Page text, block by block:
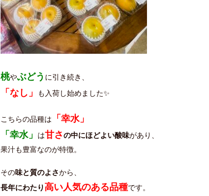
桃やぶどう に引き続き、
「なし」 も入荷し始めました✨
こちらの品種は
「幸水」
「幸水」
は甘さの中にほどよい酸味があり、
果汁も豊富なのが特徴。
その味と質のよさから、
長年にわたり高い人気のある品種です。